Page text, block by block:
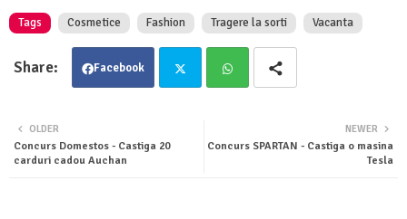
Tags Cosmetice Fashion Tragere la sorti Vacanta
Facebook
tsa
NEWER
Concurs SPARTAN - Castiga o masina
Tesla
OLDER
Concurs Domestos - Castiga 20
carduri cadou Auchan